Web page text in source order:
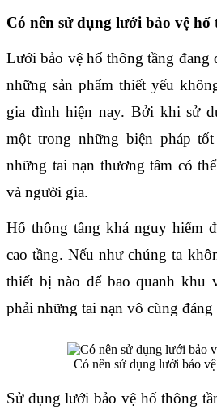
Có nên sử dụng lưới bảo vệ hố
Lưới bảo vệ hố thông tầng đang
những sản phẩm thiết yếu
gia đình hiện nay. Bởi khi sử
một trong những biện pháp
những tai nạn thương tâm có
và người gia.
Hố thông tầng khá nguy hiểm
cao tầng. Nếu như chúng ta
thiết bị nào để bao quanh khu
phải những tai nạn vô cùng đáng
Có nên sử dụng lưới bảo
Sử dụng lưới bảo vệ hố thông